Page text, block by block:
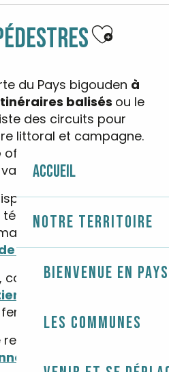
Accueil
Notre territoire
Bienvenue en
Les communes
Ajouter
du Pays bigouden à
balisés ou le
des circuits pour
littoral et campagne.
offre une immersion
et préservés.
entrace GPX.
l’application
et suivez le
l’application.
consultez la carte des
ou déviées.
découvrez